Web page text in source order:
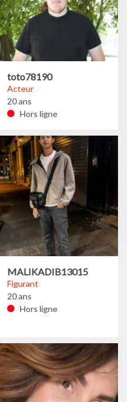
toto78190
Acteur
20 ans
Hors ligne
MALIKADIB13015
Figurant
20 ans
Hors ligne